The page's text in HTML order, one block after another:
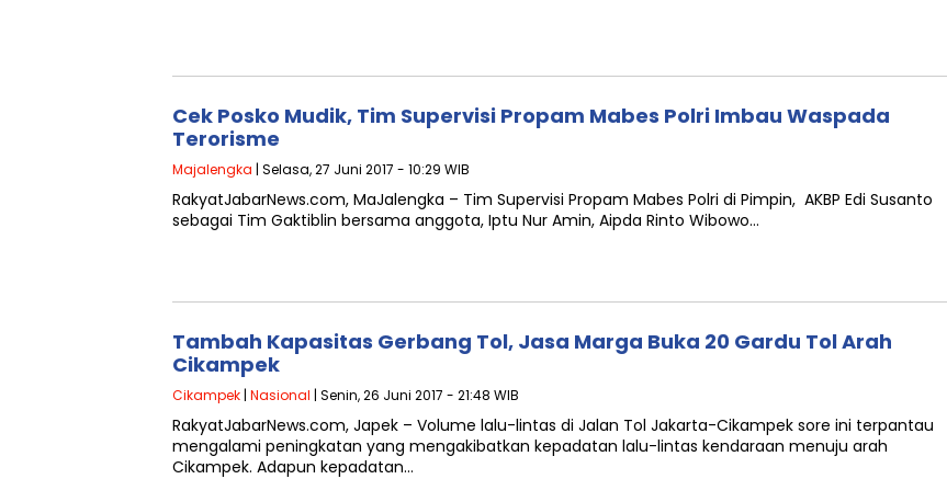
Cek Posko Mudik, Tim Supervisi Propam Mabes Polri Imbau Waspada
Terorisme
Majalengka | Selasa, 27 Juni 2017 - 10:29 WIB
RakyatJabarNews.com, MaJalengka – Tim Supervisi Propam Mabes Polri di Pimpin, AKBP Edi Susanto
sebagai Tim Gaktiblin bersama anggota, Iptu Nur Amin, Aipda Rinto Wibowo…
Tambah Kapasitas Gerbang Tol, Jasa Marga Buka 20 Gardu Tol Arah
Cikampek
Cikampek | Nasional | Senin, 26 Juni 2017 - 21:48 WIB
RakyatJabarNews.com, Japek – Volume lalu-lintas di Jalan Tol Jakarta-Cikampek sore ini terpantau
mengalami peningkatan yang mengakibatkan kepadatan lalu-lintas kendaraan menuju arah
Cikampek. Adapun kepadatan…